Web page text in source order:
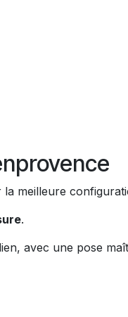
meilleure
.
avec une pose